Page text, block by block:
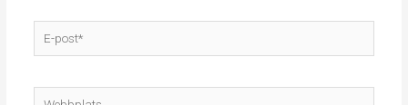
post*
Webbplats